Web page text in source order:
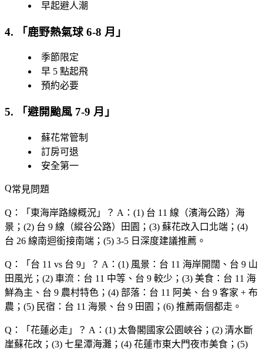
早起避人潮
4. 「鹿野熱氣球 6-8 月 」
季節限定
早 5 點起飛
預約必要
5. 「避開颱風 7-9 月 」
蘇花常管制
訂房可退
安全第一
常見問題
Q：「 東海岸路線概況 」？ A：(1) 台 11 線（濱海公路）海
景；(2) 台 9 線（縱谷公路）田園；(3) 蘇花改入口北端；(4)
台 26 線南迴銜接南端；(5) 3-5 日深度建議推薦。
Q：「 台 11 vs 台 9 」？ A：(1) 風景：台 11 海岸開闊、台 9 山
田風光；(2) 車流：台 11 中等、台 9 較少；(3) 美食：台 11 海
鮮為主、台 9 農村特色；(4) 部落：台 11 阿美、台 9 客家 + 布
農；(5) 民宿：台 11 海景、台 9 田園；(6) 推薦兩個都走。
Q：「 花蓮必走 」？ A：(1) 太魯閣國家公園峽谷；(2) 清水斷
崖蘇花改；(3) 七星潭海灘；(4) 花蓮市東大門夜市美食；(5)